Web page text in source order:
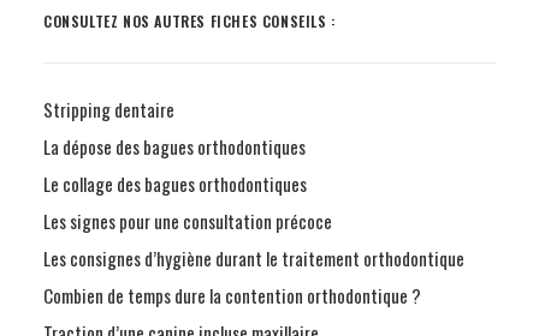
CONSULTEZ NOS AUTRES FICHES CONSEILS :
Stripping dentaire
La dépose des bagues orthodontiques
Le collage des bagues orthodontiques
Les signes pour une consultation précoce
Les consignes d’hygiène durant le traitement orthodontique
Combien de temps dure la contention orthodontique ?